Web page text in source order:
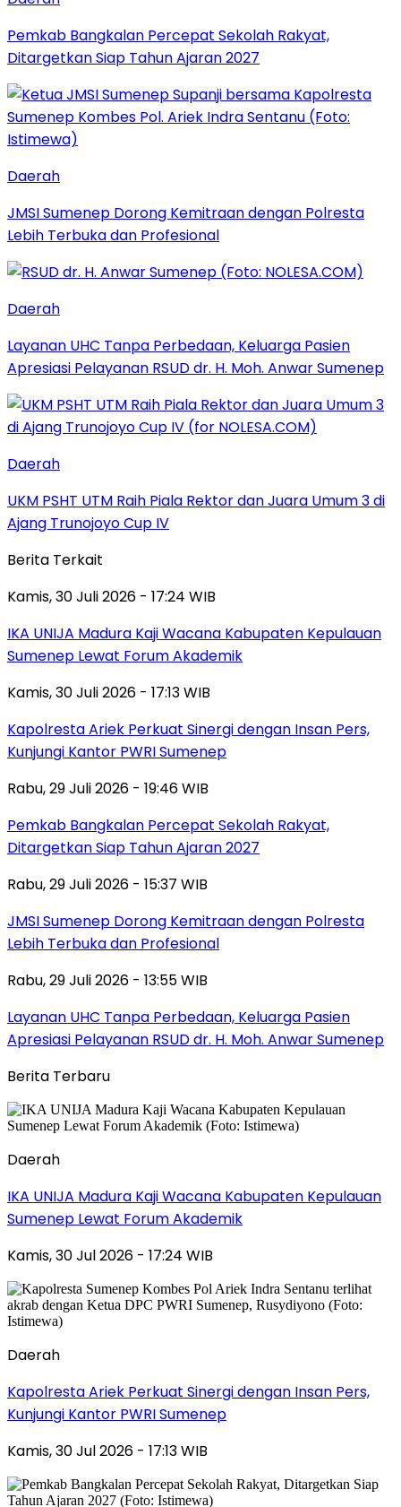
Pemkab Bangkalan Percepat Sekolah Rakyat,
Ditargetkan Siap Tahun Ajaran 2027
Daerah
JMSI Sumenep Dorong Kemitraan dengan Polresta
Lebih Terbuka dan Profesional
Daerah
Layanan UHC Tanpa Perbedaan, Keluarga Pasien
Apresiasi Pelayanan RSUD dr. H. Moh. Anwar Sumenep
Daerah
UKM PSHT UTM Raih Piala Rektor dan Juara Umum 3 di
Ajang Trunojoyo Cup IV
Berita Terkait
Kamis, 30 Juli 2026 - 17:24 WIB
IKA UNIJA Madura Kaji Wacana Kabupaten Kepulauan
Sumenep Lewat Forum Akademik
Kamis, 30 Juli 2026 - 17:13 WIB
Kapolresta Ariek Perkuat Sinergi dengan Insan Pers,
Kunjungi Kantor PWRI Sumenep
Rabu, 29 Juli 2026 - 19:46 WIB
Pemkab Bangkalan Percepat Sekolah Rakyat,
Ditargetkan Siap Tahun Ajaran 2027
Rabu, 29 Juli 2026 - 15:37 WIB
JMSI Sumenep Dorong Kemitraan dengan Polresta
Lebih Terbuka dan Profesional
Rabu, 29 Juli 2026 - 13:55 WIB
Layanan UHC Tanpa Perbedaan, Keluarga Pasien
Apresiasi Pelayanan RSUD dr. H. Moh. Anwar Sumenep
Berita Terbaru
Daerah
IKA UNIJA Madura Kaji Wacana Kabupaten Kepulauan
Sumenep Lewat Forum Akademik
Kamis, 30 Jul 2026 - 17:24 WIB
Daerah
Kapolresta Ariek Perkuat Sinergi dengan Insan Pers,
Kunjungi Kantor PWRI Sumenep
Kamis, 30 Jul 2026 - 17:13 WIB